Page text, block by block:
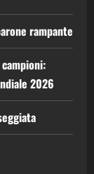
rampante
2026